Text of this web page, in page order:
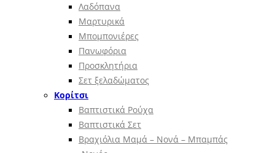
Λαδόπανα
Μαρτυρικά
Μπομπονιέρες
Πανωφόρια
Προσκλητήρια
Σετ ξελαδώματος
Κορίτσι
Βαπτιστικά Ρούχα
Βαπτιστικά Σετ
Βραχιόλια Μαμά – Νονά – Μπαμπάς